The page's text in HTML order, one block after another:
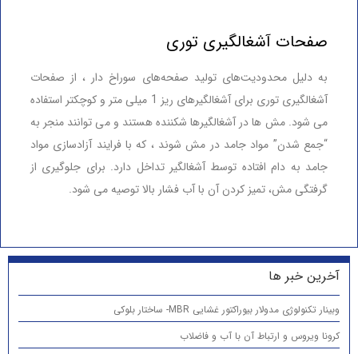
صفحات آشغالگیری توری
به دلیل محدودیت‌های تولید صفحه‌های سوراخ دار ، از صفحات
آشغالگیری توری برای آشغالگیرهای ریز 1 میلی متر و کوچکتر استفاده
می شود. مش ها در آشغالگیرها شکننده هستند و می توانند منجر به
“جمع شدن” مواد جامد در مش شوند ، که با فرایند آزادسازی مواد
جامد به دام افتاده توسط آشغالگیر تداخل دارد. برای جلوگیری از
گرفتگی مش، تمیز کردن آن با آب فشار بالا توصیه می شود.
آخرین خبر ها
وبینار تکنولوژی مدولار بیوراکتور غشایی MBR- ساختار بلوکی
کرونا ویروس و ارتباط آن با آب و فاضلاب